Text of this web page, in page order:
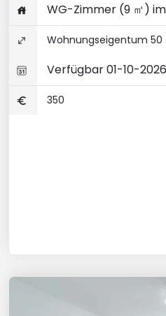
WG-Zimmer (9 ㎡)
Wohnungseigentum 50
Verfügbar 01-10-2026
350